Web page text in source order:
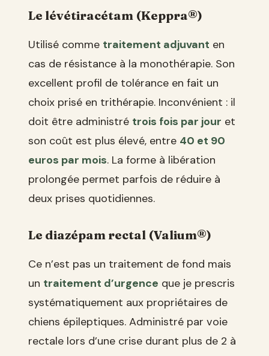
Le lévétiracétam (Keppra®)
Utilisé comme traitement adjuvant en
cas de résistance à la monothérapie. Son
excellent profil de tolérance en fait un
choix prisé en trithérapie. Inconvénient : il
doit être administré trois fois par jour et
son coût est plus élevé, entre 40 et 90
euros par mois. La forme à libération
prolongée permet parfois de réduire à
deux prises quotidiennes.
Le diazépam rectal (Valium®)
Ce n’est pas un traitement de fond mais
un traitement d’urgence que je prescris
systématiquement aux propriétaires de
chiens épileptiques. Administré par voie
rectale lors d’une crise durant plus de 2 à